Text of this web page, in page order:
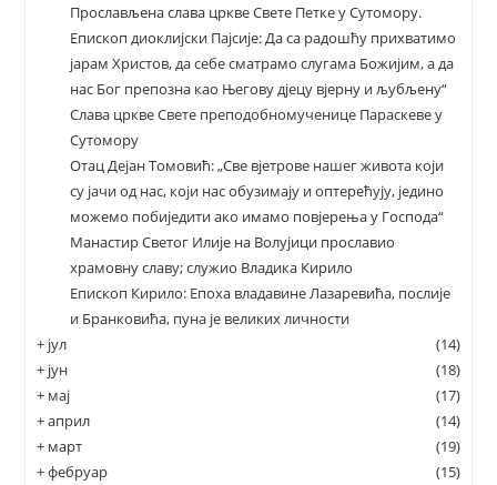
Прослављена слава цркве Свете Петке у Сутомору.
Епископ диоклијски Пајсије: Да са радошћу прихватимо
јарам Христов, да себе сматрамо слугама Божијим, а да
нас Бог препозна као Његову дјецу вјерну и љубљену“
Слава цркве Свете преподобномученице Параскеве у
Сутомору
Отац Дејан Томовић: „Све вјетрове нашег живота који
су јачи од нас, који нас обузимају и оптерећују, једино
можемо побиједити ако имамо повјерења у Господа“
Манастир Светог Илије на Волујици прославио
храмовну славу; служио Владика Кирило
Епископ Кирило: Епоха владавине Лазаревића, послије
и Бранковића, пуна је великих личности
+ јул
(14)
+ јун
(18)
+ мај
(17)
+април
(14)
+ март
(19)
+фебруар
(15)